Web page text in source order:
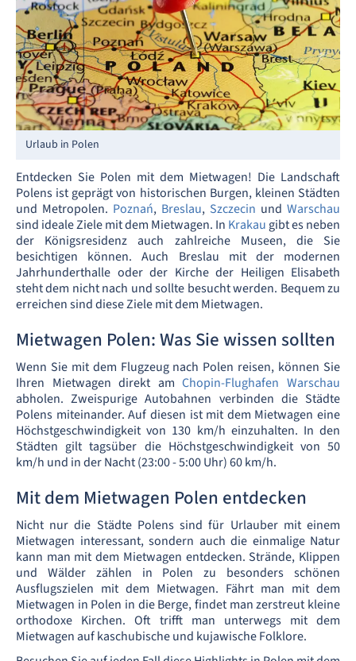
Urlaub in Polen
Entdecken Sie Polen mit dem Mietwagen! Die Landschaft
Polens ist geprägt von historischen Burgen, kleinen Städten
und Metropolen. Poznań, Breslau, Szczecin und Warschau
sind ideale Ziele mit dem Mietwagen. In Krakau gibt es neben
der Königsresidenz auch zahlreiche Museen, die Sie
besichtigen können. Auch Breslau mit der modernen
Jahrhunderthalle oder der Kirche der Heiligen Elisabeth
steht dem nicht nach und sollte besucht werden. Bequem zu
erreichen sind diese Ziele mit dem Mietwagen.
Mietwagen Polen: Was Sie wissen sollten
Wenn Sie mit dem Flugzeug nach Polen reisen, können Sie
Ihren Mietwagen direkt amChopin-Flughafen Warschau
abholen. Zweispurige Autobahnen verbinden die Städte
Polens miteinander. Auf diesen ist mit dem Mietwagen eine
Höchstgeschwindigkeit von 130 km/h einzuhalten. In den
Städten gilt tagsüber die Höchstgeschwindigkeit von 50
km/h und in der Nacht (23:00 - 5:00 Uhr) 60 km/h.
Mit dem Mietwagen Polen entdecken
Nicht nur die Städte Polens sind für Urlauber mit einem
Mietwagen interessant, sondern auch die einmalige Natur
kann man mit dem Mietwagen entdecken. Strände, Klippen
und Wälder zählen in Polen zu besonders schönen
Ausflugszielen mit dem Mietwagen. Fährt man mit dem
Mietwagen in Polen in die Berge, findet man zerstreut kleine
orthodoxe Kirchen. Oft trifft man unterwegs mit dem
Mietwagen auf kaschubische und kujawische Folklore.